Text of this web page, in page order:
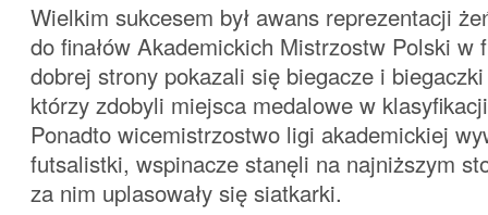
Wielkim sukcesem był awans reprezentacji
do finałów Akademickich Mistrzostw Polski w
dobrej strony pokazali się biegacze i biegaczki
którzy zdobyli miejsca medalowe w
Ponadto wicemistrzostwo ligi akademickiej
futsalistki, wspinacze stanęli na najniższym
za nim uplasowały się siatkarki.